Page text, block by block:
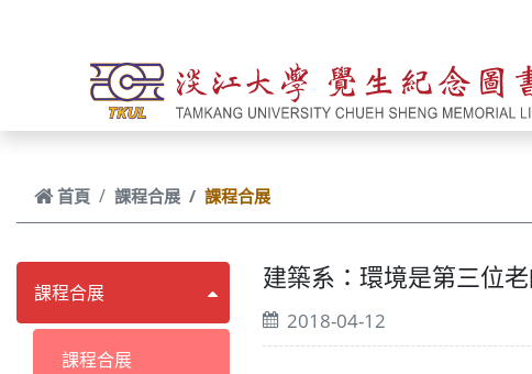
首頁 課程合展 課程合展
課程合展
課程合展
建築系：環境是第三位
2018-04-12